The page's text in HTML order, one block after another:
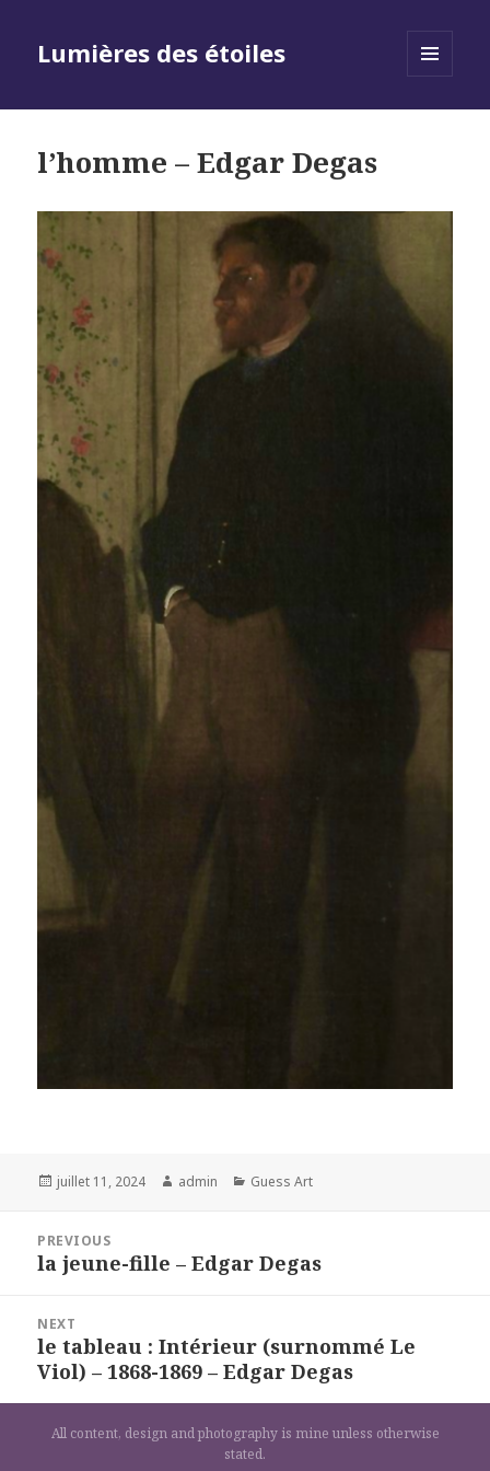
Lumières des étoiles
l’homme – Edgar Degas
Posted
juillet 11, 2024 Author
admin Categories
Guess Art
l’article
PREVIOUS
Previous
la jeune-fille – Edgar Degas
NEXT
Next
post:
le tableau : Intérieur (surnommé Le
Viol) – 1868-1869 – Edgar Degas
All content, design and photography is mine unless otherwise
stated.